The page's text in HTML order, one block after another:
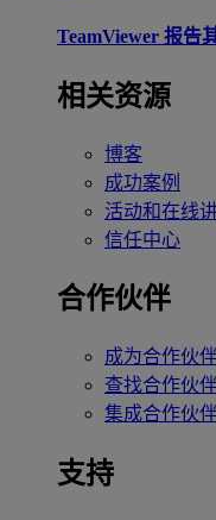
TeamViewer 报告
相关资源
博客
成功案例
活动和在线
信任中心
合作伙伴
成为合作伙
查找合作伙
集成合作伙
支持